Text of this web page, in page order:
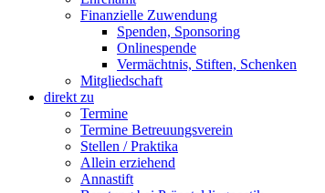
Finanzielle Zuwendung
Spenden, Sponsoring
Onlinespende
Vermächtnis, Stiften, Schenken
Mitgliedschaft
direkt zu
Termine
Termine Betreuungsverein
Stellen / Praktika
Allein erziehend
Annastift